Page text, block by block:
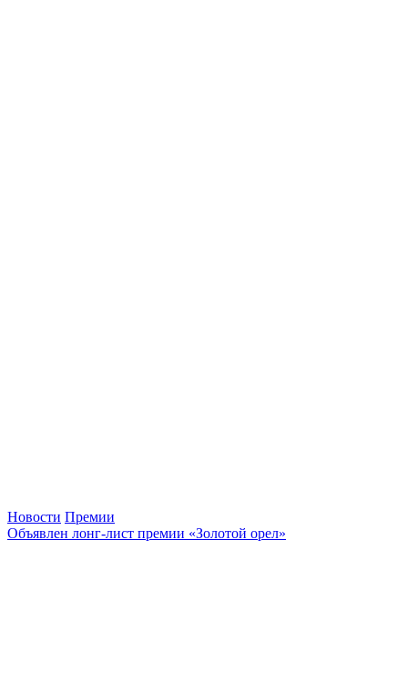
Новости Премии
Объявлен лонг-лист премии «Золотой орел»